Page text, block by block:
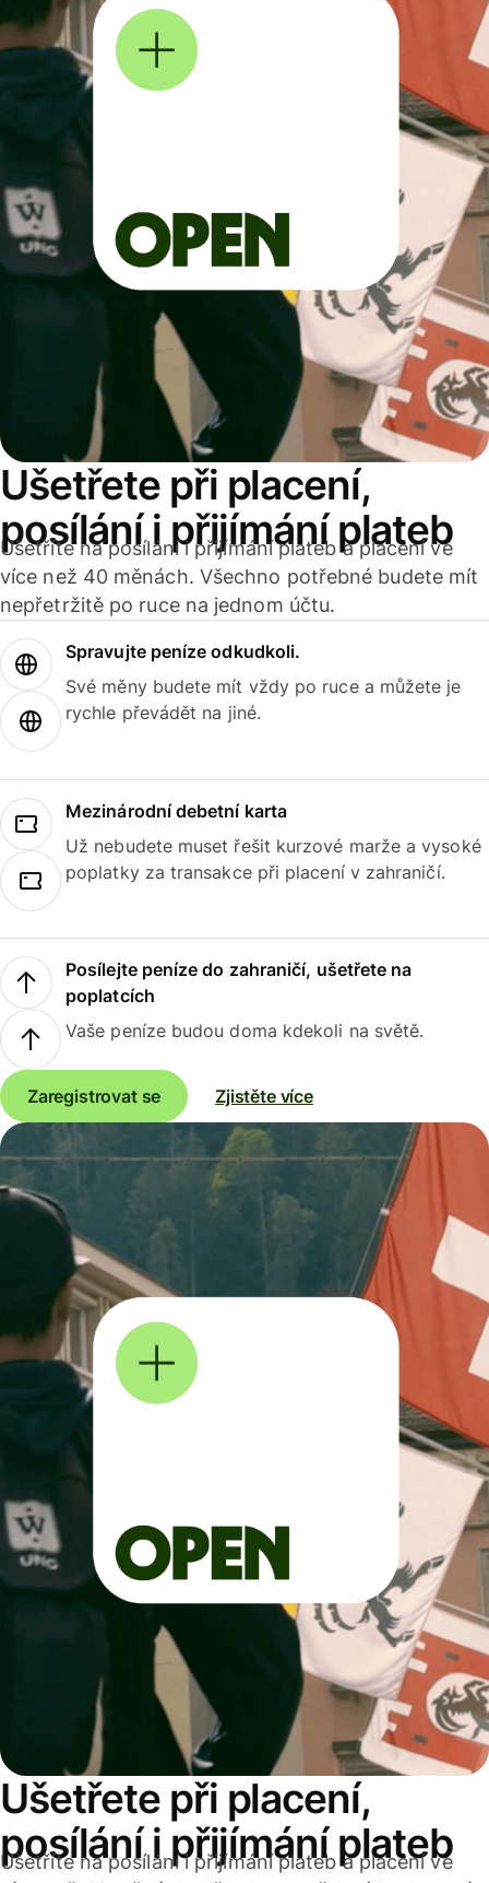
Ušetřete při placení,
posílání i přijímání plateb
Ušetříte na posílání i přijímání plateb a placení ve
více než 40 měnách. Všechno potřebné budete mít
nepřetržitě po ruce na jednom účtu.
Spravujte peníze odkudkoli.
Své měny budete mít vždy po ruce a můžete je
rychle převádět na jiné.
Mezinárodní debetní karta
Už nebudete muset řešit kurzové marže a vysoké
poplatky za transakce při placení v zahraničí.
Posílejte peníze do zahraničí, ušetřete na
poplatcích
Vaše peníze budou doma kdekoli na světě.
Zaregistrovat se Zjistěte více
Ušetřete při placení,
posílání i přijímání plateb
Ušetříte na posílání i přijímání plateb a placení ve